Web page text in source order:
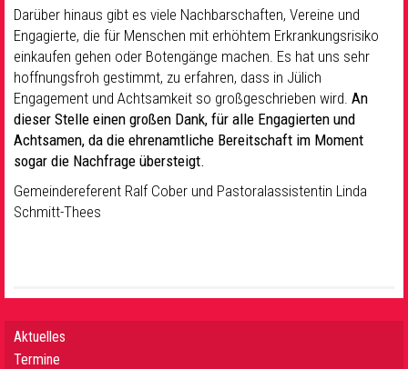
Darüber hinaus gibt es viele Nachbarschaften, Vereine und
Engagierte, die für Menschen mit erhöhtem Erkrankungsrisiko
einkaufen gehen oder Botengänge machen. Es hat uns sehr
hoffnungsfroh gestimmt, zu erfahren, dass in Jülich
Engagement und Achtsamkeit so großgeschrieben wird. An
dieser Stelle einen großen Dank, für alle Engagierten und
Achtsamen, da die ehrenamtliche Bereitschaft im Moment
sogar die Nachfrage übersteigt.
Gemeindereferent Ralf Cober und Pastoralassistentin Linda
Schmitt-Thees
Aktuelles
Termine